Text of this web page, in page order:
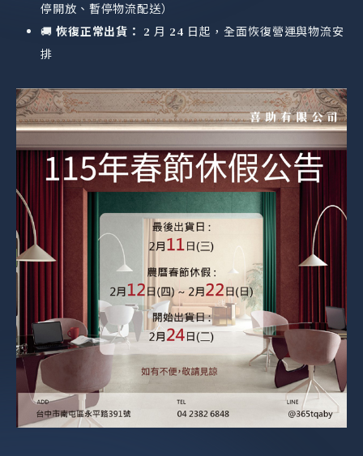
停開放、暫停物流配送）
🚚 恢復正常出貨： 2 月 24 日起，全面恢復營運與物流安
排